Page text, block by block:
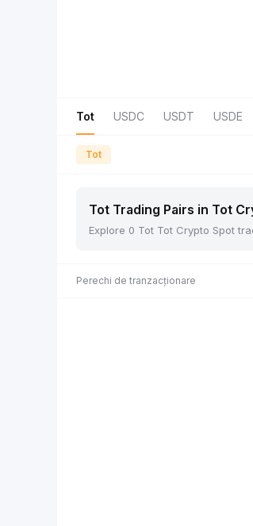
Tot USDC USDT USDE
Tot
Tot Trading Pairs in Tot
Explore 0 Tot Tot Crypto Spot
Perechi de tranzacționare